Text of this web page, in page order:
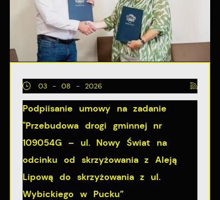
03 - 08 - 2026
Podpiisanie umowy na zadanie
"Przebudowa drogi gminnej nr
109054G – ul. Nowy Świat na
odcinku od skrzyżowania z Aleją
Lipową do skrzyżowania z ul.
Wybickiego w Pucku”